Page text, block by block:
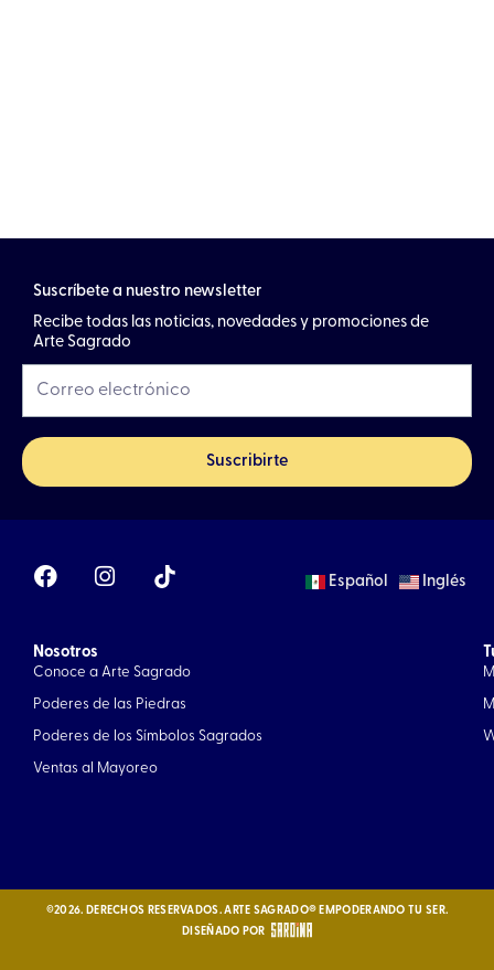
Suscríbete a nuestro newsletter
Recibe todas las noticias, novedades y promociones de
Arte Sagrado
Suscribirte
F
a
b
o
o
I
n
g
r
a
Español Inglés
Nosotros
Conoce a Arte Sagrado
Poderes de las Piedras
Poderes de los Símbolos Sagrados
Ventas al Mayoreo
©2026. DERECHOS RESERVADOS. ARTE SAGRADO® EMPODERANDO TU SER.
DISEÑADO POR